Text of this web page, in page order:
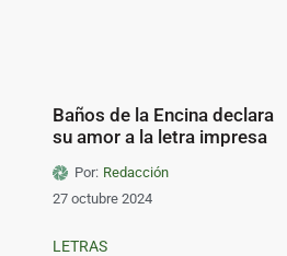
Baños de la Encina declara
su amor a la letra impresa
Por: Redacción
27 octubre 2024
LETRAS